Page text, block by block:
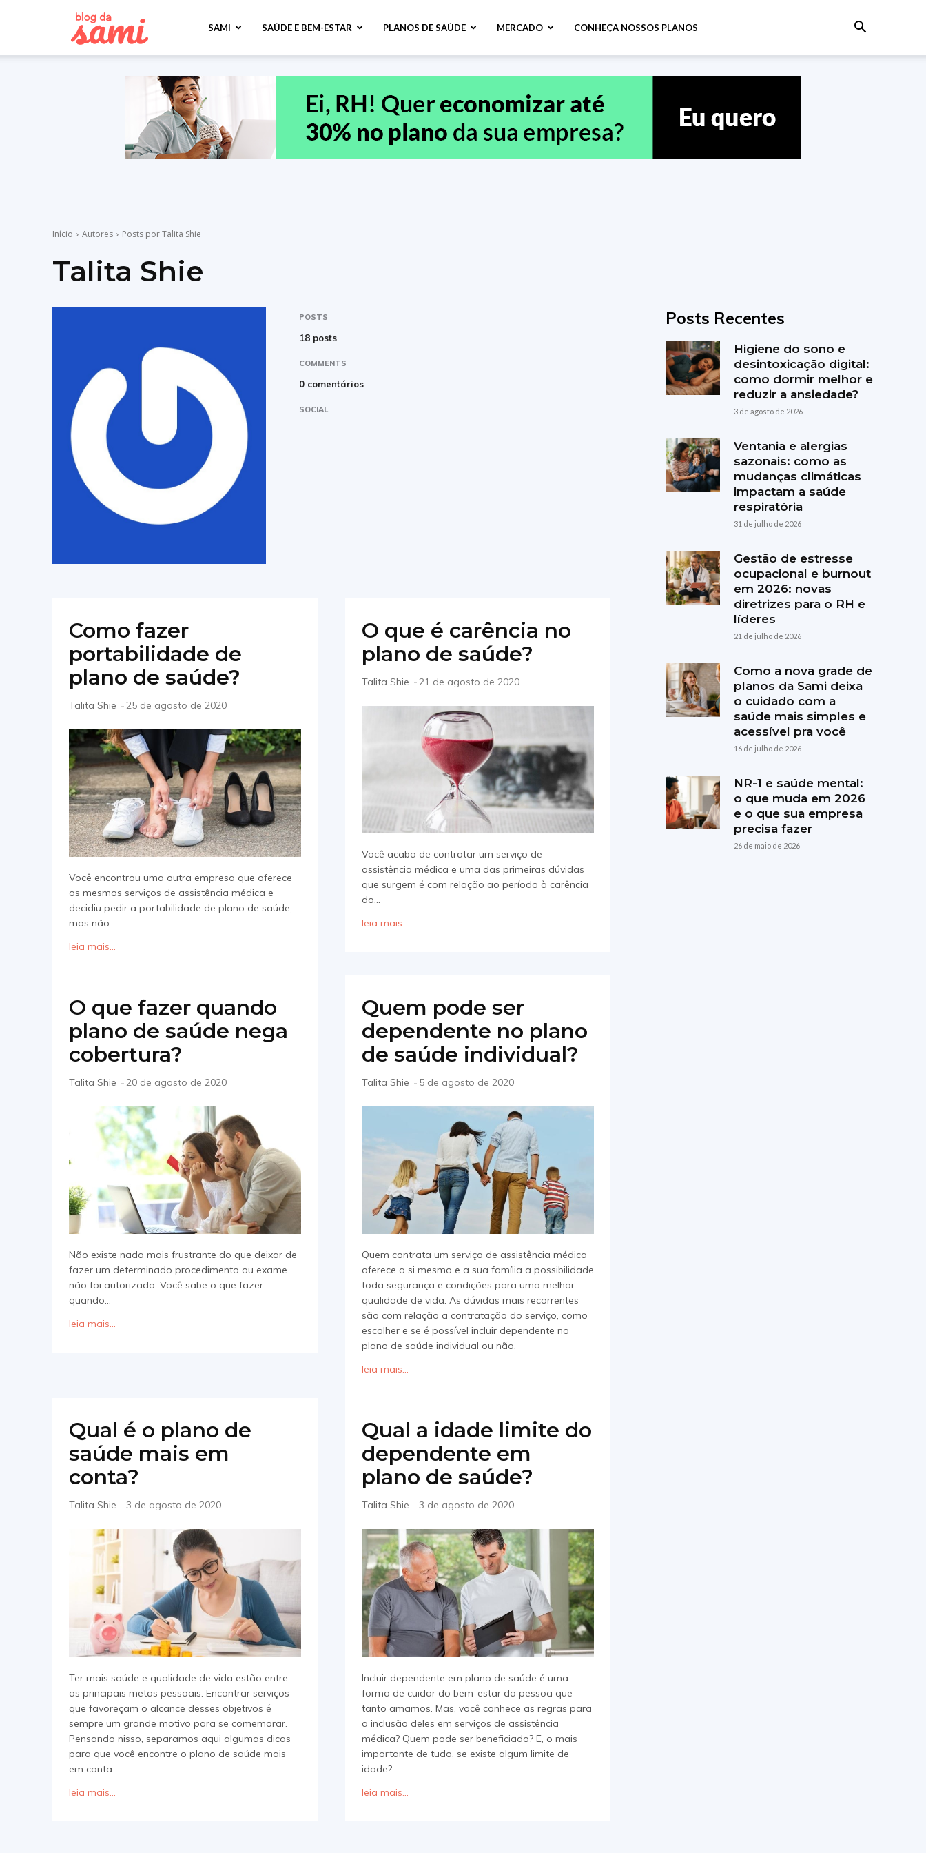
Saúde
SAMI SAÚDE E BEM-ESTAR PLANOS DE SAÚDE MERCADO CONHEÇA NOSSOS PLANOS
Início Autores Posts por Talita Shie
Talita Shie
POSTS
18 posts
COMMENTS
0 comentários
SOCIAL
Como fazer
portabilidade de
plano de saúde?
Talita Shie -25 de agosto de 2020
Você encontrou uma outra empresa que oferece
os mesmos serviços de assistência médica e
decidiu pedir a portabilidade de plano de saúde,
mas não...
leia mais...
O que é carência no
plano de saúde?
Talita Shie -21 de agosto de 2020
Você acaba de contratar um serviço de
assistência médica e uma das primeiras dúvidas
que surgem é com relação ao período à carência
do...
leia mais...
O que fazer quando
plano de saúde nega
cobertura?
Talita Shie -20 de agosto de 2020
Não existe nada mais frustrante do que deixar de
fazer um determinado procedimento ou exame
não foi autorizado. Você sabe o que fazer
quando...
leia mais...
Quem pode ser
dependente no plano
de saúde individual?
Talita Shie - 5 de agosto de 2020
Quem contrata um serviço de assistência médica
oferece a si mesmo e a sua família a possibilidade
toda segurança e condições para uma melhor
qualidade de vida. As dúvidas mais recorrentes
são com relação a contratação do serviço, como
escolher e se é possível incluir dependente no
plano de saúde individual ou não.
leia mais...
Qual é o plano de
saúde mais em
conta?
Talita Shie -3 de agosto de 2020
Ter mais saúde e qualidade de vida estão entre
as principais metas pessoais. Encontrar serviços
que favoreçam o alcance desses objetivos é
sempre um grande motivo para se comemorar.
Pensando nisso, separamos aqui algumas dicas
para que você encontre o plano de saúde mais
em conta.
leia mais...
Qual a idade limite do
dependente em
plano de saúde?
Talita Shie -3 de agosto de 2020
Incluir dependente em plano de saúde é uma
forma de cuidar do bem-estar da pessoa que
tanto amamos. Mas, você conhece as regras para
a inclusão deles em serviços de assistência
médica? Quem pode ser beneficiado? E, o mais
importante de tudo, se existe algum limite de
idade?
leia mais...
Posts Recentes
Higiene do sono e
desintoxicação digital:
como dormir melhor e
reduzir a ansiedade?
3 de agosto de 2026
Ventania e alergias
sazonais: como as
mudanças climáticas
impactam a saúde
respiratória
31 de julho de 2026
Gestão de estresse
ocupacional e burnout
em 2026: novas
diretrizes para o RH e
líderes
21 de julho de 2026
Como a nova grade de
planos da Sami deixa
o cuidado com a
saúde mais simples e
acessível pra você
16 de julho de 2026
NR-1 e saúde mental:
o que muda em 2026
e o que sua empresa
precisa fazer
26 de maio de 2026